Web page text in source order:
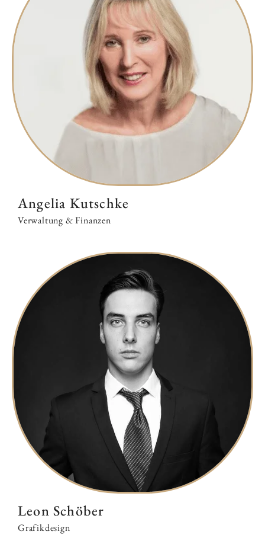
Angelia Kutschke
Verwaltung & Finanzen
Leon Schöber
Grafikdesign